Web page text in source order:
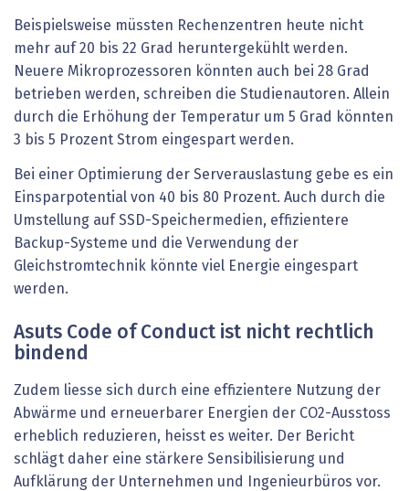
Beispielsweise müssten Rechenzentren heute nicht
mehr auf 20 bis 22 Grad heruntergekühlt werden.
Neuere Mikroprozessoren könnten auch bei 28 Grad
betrieben werden, schreiben die Studienautoren. Allein
durch die Erhöhung der Temperatur um 5 Grad könnten
3 bis 5 Prozent Strom eingespart werden.
Bei einer Optimierung der Serverauslastung gebe es ein
Einsparpotential von 40 bis 80 Prozent. Auch durch die
Umstellung auf SSD-Speichermedien, effizientere
Backup-Systeme und die Verwendung der
Gleichstromtechnik könnte viel Energie eingespart
werden.
Asuts Code of Conduct ist nicht rechtlich
bindend
Zudem liesse sich durch eine effizientere Nutzung der
Abwärme und erneuerbarer Energien der CO2-Ausstoss
erheblich reduzieren, heisst es weiter. Der Bericht
schlägt daher eine stärkere Sensibilisierung und
Aufklärung der Unternehmen und Ingenieurbüros vor.